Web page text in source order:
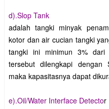
d).Slop Tank
adalah tangki minyak
kotor dan air cucian tangki
tangki ini minimun 3% dari
tersebut dilengkapi dengan
maka kapasitasnya dapat
e).Oil/Water Interface Detector